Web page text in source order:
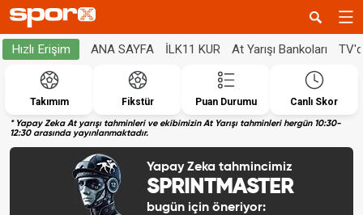
Hızlı Erişim ANA SAYFA İLK11 KUR At Yarışı Bankoları
Takımım Fikstür Puan Durumu Canlı Skor
* Yapay Zeka At yarışı tahminleri ve ekibimizin At Yarışı tahminleri hergün 10:30-
12:30 arasında yayınlanmaktadır.
Yapay Zeka tahmincimiz
SPRINTMASTER
bugün için öneriyor: